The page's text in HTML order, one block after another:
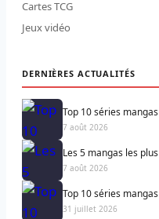
Cartes TCG
Jeux vidéo
DERNIÈRES ACTUALITÉS
Top 10 séries
7 août 2026
Les 5 mangas les
7 août 2026
Top 10 séries
31 juillet 2026